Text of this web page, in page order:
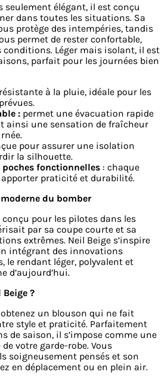
seulement élégant, il est conçu
dans toutes les situations. Sa
protège des intempéries, tandis
permet de rester confortable,
conditions. Léger mais isolant, il est
parfait pour les journées bien
à la pluie, idéale pour les
: permet une évacuation rapide
ainsi une sensation de fraîcheur
pour assurer une isolation
la silhouette.
poches fonctionnelles : chaque
praticité et durabilité.
du bomber
conçu pour les pilotes dans les
par sa coupe courte et sa
extrêmes. Neil Beige s’inspire
intégrant des innovations
le rendant léger, polyvalent et
d’aujourd’hui.
?
obtenez un blouson qui ne fait
style et praticité. Parfaitement
de saison, il s’impose comme une
votre garde-robe. Vous
soigneusement pensés et son
en déplacement ou en plein air.